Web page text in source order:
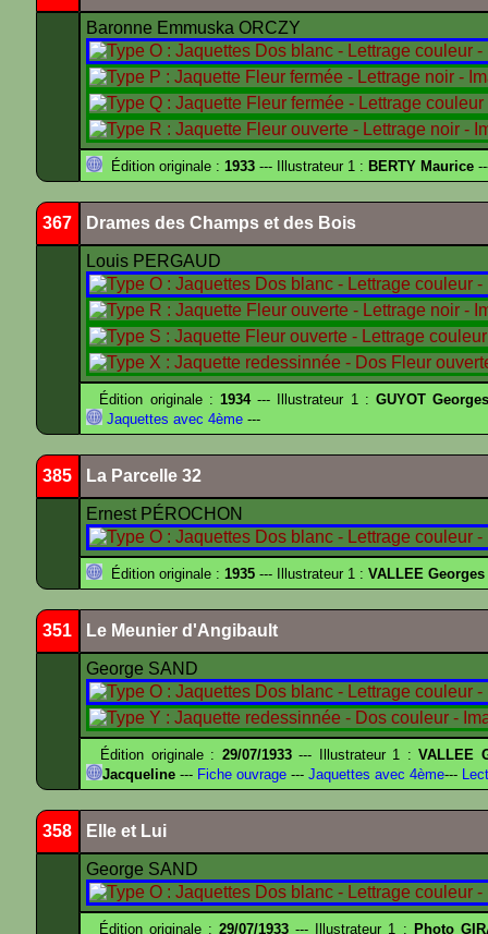
Baronne Emmuska ORCZY
Édition originale : 1933 --- Illustrateur 1 : BERTY Maurice
367 Drames des Champs et des Bois
Louis PERGAUD
Édition originale : 1934--- Illustrateur 1 : GUYOT
Jaquettes avec 4ème ---
385 La Parcelle 32
Ernest PÉROCHON
Édition originale : 1935 --- Illustrateur 1 : VALLEE Georges
351 Le Meunier d'Angibault
George SAND
Édition originale : 29/07/1933--- Illustrateur 1 :VALLEE
Jacqueline --- Fiche ouvrage --- Jaquettes avec 4ème---
358 Elle et Lui
George SAND
Édition originale :29/07/1933 --- Illustrateur 1 : Photo